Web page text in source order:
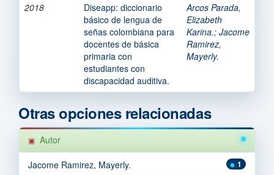
2018
Diseapp: diccionario
básico de lengua de
señas colombiana para
docentes de básica
primaria con
estudiantes con
discapacidad auditiva.
Arcos Parada,
Elizabeth
Karina.; Jacome
Ramirez,
Mayerly.
Otras opciones relacionadas
Autor
1
Jacome Ramirez, Mayerly.